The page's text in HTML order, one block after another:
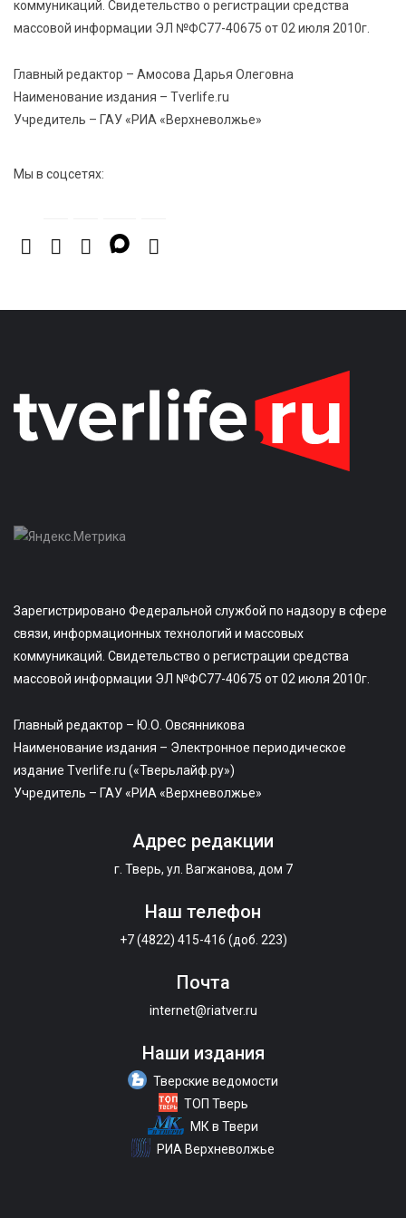
в 2026 году?
коммуникаций. Свидетельство о регистрации средства
массовой информации ЭЛ №ФС77-40675 от 02 июля 2010г.
Главный редактор – Амосова Дарья Олеговна
Наименование издания – Tverlife.ru
Учредитель – ГАУ «РИА «Верхневолжье»
Мы в соцсетях:
Зарегистрировано Федеральной службой по надзору в сфере
связи, информационных технологий и массовых
коммуникаций. Свидетельство о регистрации средства
массовой информации ЭЛ №ФС77-40675 от 02 июля 2010г.
Главный редактор – Ю.О. Овсянникова
Наименование издания – Электронное периодическое
издание Tverlife.ru («Тверьлайф.ру»)
Учредитель – ГАУ «РИА «Верхневолжье»
Адрес редакции
г. Тверь, ул. Вагжанова, дом 7
Наш телефон
+7 (4822) 415-416 (доб. 223)
Почта
internet@riatver.ru
Наши издания
Тверские ведомости
ТОП Тверь
МК в Твери
РИА Верхневолжье